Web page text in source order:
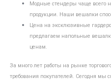
Модные стендеры чаще всего
продукции. Наши вешалки
Цена на эксклюзивные
предлагаем напольные
ценам.
За много лет работы на рынке
требования покупателей. Сегодня мы